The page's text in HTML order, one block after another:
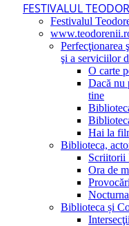
FESTIVALUL
Festivalul
Perfecţionarea
şi a serviciilor
O carte
Dacă nu
tine
Hai la
Biblioteca,
Scriitorii
Ora de
Biblioteca și
Intersecţii